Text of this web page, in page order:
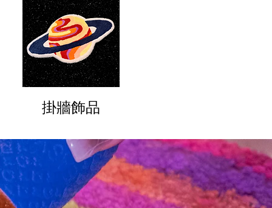
掛牆飾品